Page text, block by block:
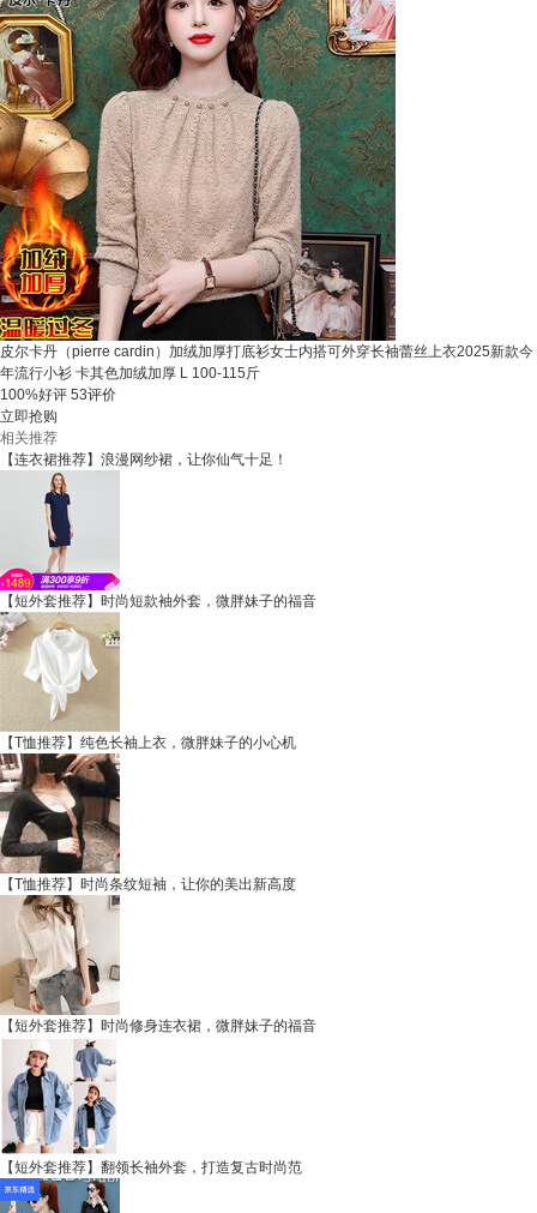
皮尔卡丹（pierre cardin）加绒加厚打底衫女士内搭可外穿长袖蕾丝上衣2025新款今
年流行小衫 卡其色加绒加厚 L 100-115斤
100%好评 53评价
立即抢购
相关推荐
【连衣裙推荐】浪漫网纱裙，让你仙气十足！
【短外套推荐】时尚短款袖外套，微胖妹子的福音
【T恤推荐】纯色长袖上衣，微胖妹子的小心机
【T恤推荐】时尚条纹短袖，让你的美出新高度
【短外套推荐】时尚修身连衣裙，微胖妹子的福音
【短外套推荐】翻领长袖外套，打造复古时尚范